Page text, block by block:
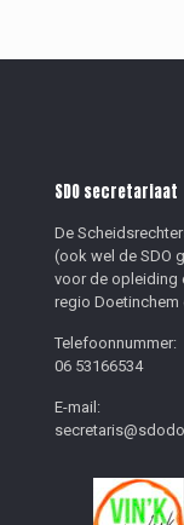
SDO secretariaat
De
(ook wel de SDO
voor de opleiding
regio Doetinchem
Telefoonnummer:
06 53166534
E-mail: